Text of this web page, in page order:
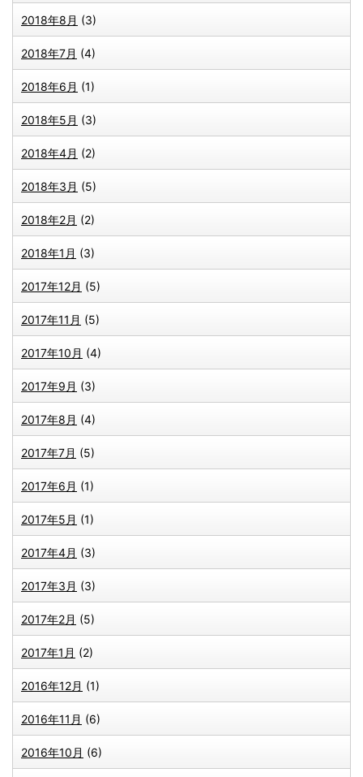
2018年8月 (3)
2018年7月 (4)
2018年6月 (1)
2018年5月 (3)
2018年4月 (2)
2018年3月 (5)
2018年2月 (2)
2018年1月 (3)
2017年12月 (5)
2017年11月 (5)
2017年10月 (4)
2017年9月 (3)
2017年8月 (4)
2017年7月 (5)
2017年6月 (1)
2017年5月 (1)
2017年4月 (3)
2017年3月 (3)
2017年2月 (5)
2017年1月 (2)
2016年12月 (1)
2016年11月 (6)
2016年10月 (6)